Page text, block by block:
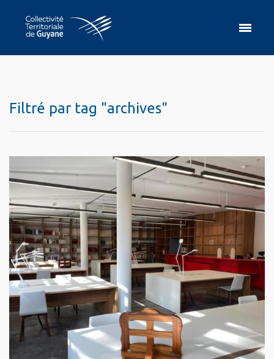
Filtré par tag "archives"